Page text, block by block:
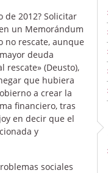
de 2012? Solicitar
un Memorándum
no rescate, aunque
deuda
rescate» (Deusto),
que hubiera
a crear la
financiero, tras
en decir que el
y
sociales